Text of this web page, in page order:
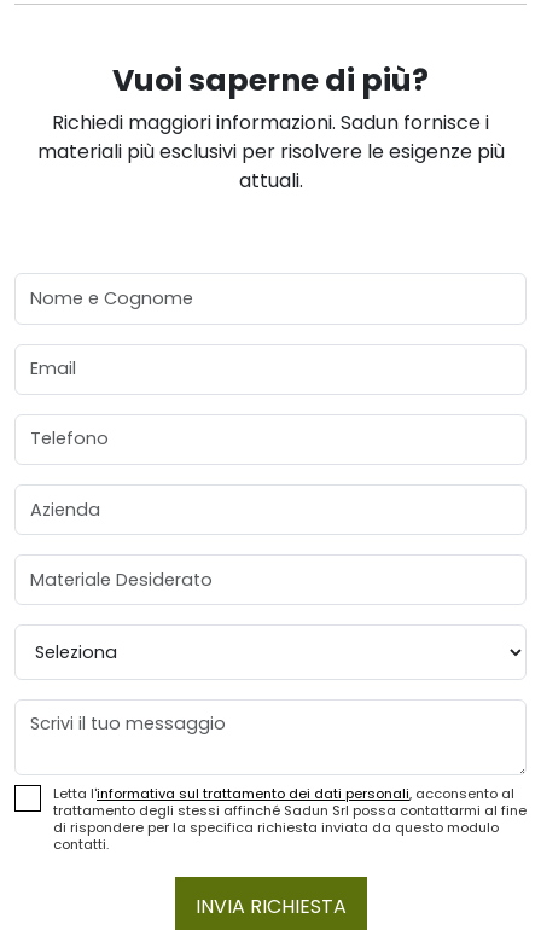
Vuoi saperne di più?
Richiedi maggiori informazioni. Sadun fornisce i
materiali più esclusivi per risolvere le esigenze più
attuali.
Nome e Cognome
Email
Telefono
Azienda
Materiale Desiderato
Provincia
Messaggio
Letta l'informativa sul trattamento dei dati personali, acconsento al
trattamento degli stessi affinché Sadun Srl possa contattarmi al fine
di rispondere per la specifica richiesta inviata da questo modulo
contatti.
INVIA RICHIESTA